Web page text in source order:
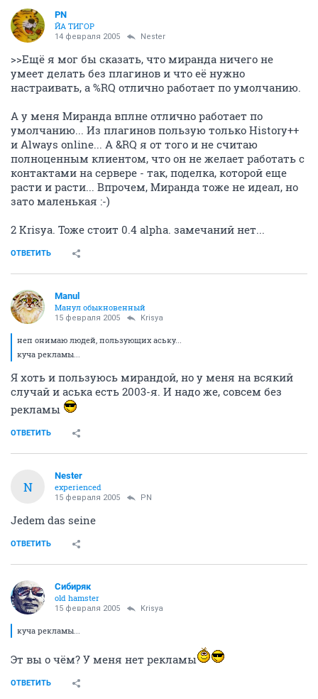
PN
ЙА ТИГОР
14 февраля 2005 Nestеr
>>Ещё я мог бы сказать, что миранда ничего не
умеет делать без плагинов и что её нужно
настраивать, а %RQ отлично работает по умолчанию.
А у меня Миранда вплне отлично работает по
умолчанию... Из плагинов пользую только History++
и Always online... A &RQ я от того и не считаю
полноценным клиентом, что он не желает работать с
контактами на сервере - так, поделка, которой еще
расти и расти... Впрочем, Миранда тоже не идеал, но
зато маленькая :-)
2 Krisya. Тоже стоит 0.4 alpha. замечаний нет...
ОТВЕТИТЬ
Manul
Манул обыкновенный
15 февраля 2005 Krisya
неп онимаю людей, пользующих аську...
куча рекламы...
Я хоть и пользуюсь мирандой, но у меня на всякий
случай и аська есть 2003-я. И надо же, совсем без
рекламы
ОТВЕТИТЬ
N
Nestеr
experienced
15 февраля 2005 PN
Jedem das seine
ОТВЕТИТЬ
Сибиряк
old hamster
15 февраля 2005 Krisya
куча рекламы...
Эт вы о чём? У меня нет рекламы
ОТВЕТИТЬ